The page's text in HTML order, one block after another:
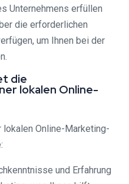
Unternehmens erfüllen
die erforderlichen
um Ihnen bei der
die
lokalen Online-
Online-Marketing-
und Erfahrung